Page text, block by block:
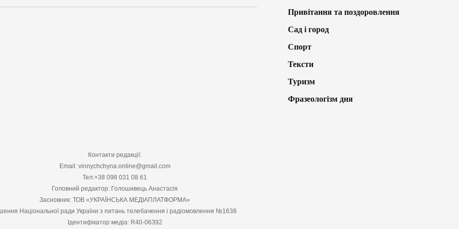
Привітання та поздоровлення
Сад і город
Спорт
Тексти
Туризм
Фразеологізм дня
Контакти редакції:
Email: vinnychchyna.online@gmail.com
Тел:+38 098 031 08 61
Головний редактор: Голошивець Анастасія
Засновник: ТОВ «УКРАЇНСЬКА МЕДІАПЛАТФОРМА»
Національної ради України з питань телебачення і радіомовлення №1638
Ідентифікатор медіа: R40-06392